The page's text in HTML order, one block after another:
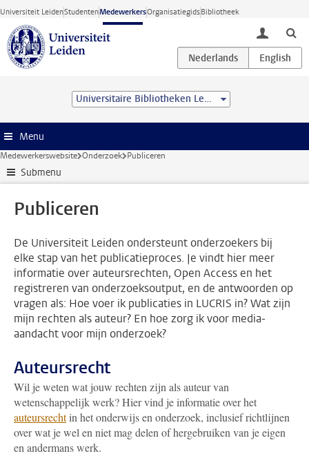
Ga direct naar de inhoud
Universiteit LeidenStudentenMedewerkersOrganisatiegidsBibliotheek
toggle
Universitaire Bibliotheken Leiden
Menu
Medewerkerswebsite Onderzoek Publiceren
Submenu
Publiceren
De Universiteit Leiden ondersteunt onderzoekers bij
elke stap van het publicatieproces. Je vindt hier meer
informatie over auteursrechten, Open Access en het
registreren van onderzoeksoutput, en de antwoorden op
vragen als: Hoe voer ik publicaties in LUCRIS in? Wat zijn
mijn rechten als auteur? En hoe zorg ik voor media-
aandacht voor mijn onderzoek?
Auteursrecht
Wil je weten wat jouw rechten zijn als auteur van
wetenschappelijk werk? Hier vind je informatie over het
auteursrechtin het onderwijs en onderzoek, inclusief richtlijnen
over wat je wel en niet mag delen of hergebruiken van je eigen
en andermans werk.